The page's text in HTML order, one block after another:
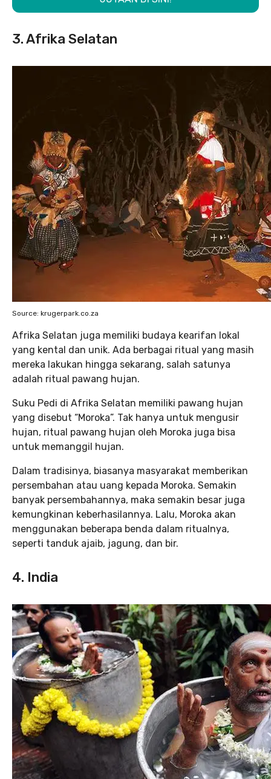
3. Afrika Selatan
Source: krugerpark.co.za
Afrika Selatan juga memiliki budaya kearifan lokal
yang kental dan unik. Ada berbagai ritual yang masih
mereka lakukan hingga sekarang, salah satunya
adalah ritual pawang hujan.
Suku Pedi di Afrika Selatan memiliki pawang hujan
yang disebut “Moroka”. Tak hanya untuk mengusir
hujan, ritual pawang hujan oleh Moroka juga bisa
untuk memanggil hujan.
Dalam tradisinya, biasanya masyarakat memberikan
persembahan atau uang kepada Moroka. Semakin
banyak persembahannya, maka semakin besar juga
kemungkinan keberhasilannya. Lalu, Moroka akan
menggunakan beberapa benda dalam ritualnya,
seperti tanduk ajaib, jagung, dan bir.
4. India